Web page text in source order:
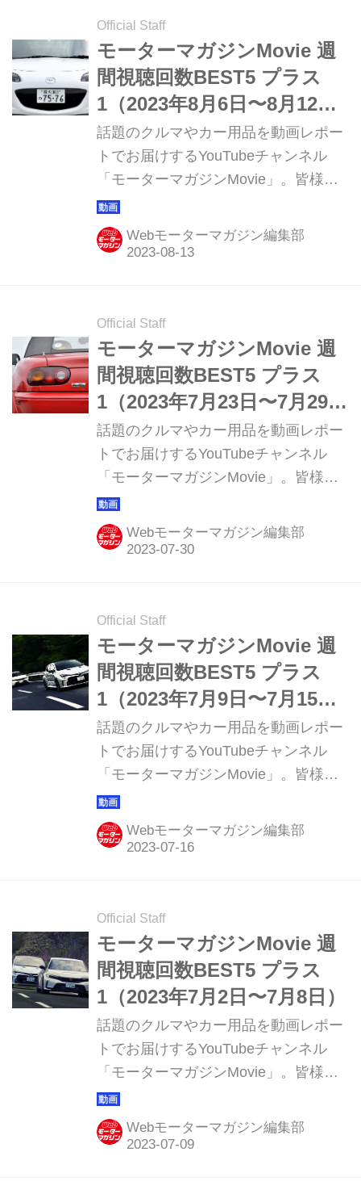
Official Staff
モーターマガジンMovie 週
間視聴回数BEST5 プラス
1（2023年8月6日〜8月12
日）
話題のクルマやカー用品を動画レポー
トでお届けするYouTubeチャンネル
「モーターマガジンMovie」。皆様か
らご好評いただき15周年を迎えまし
た。このコーナーでは直近1週間の視
聴ランキング ベスト5と、動画制作班
Webモーターマガジン編集部
Official Staff
モーターマガジンMovie 週
間視聴回数BEST5 プラス
1（2023年7月23日〜7月29
日）
話題のクルマやカー用品を動画レポー
トでお届けするYouTubeチャンネル
「モーターマガジンMovie」。皆様か
らご好評いただき15周年を迎えまし
た。このコーナーでは直近1週間の視
聴ランキング ベスト5と、動画制作班
Webモーターマガジン編集部
Official Staff
モーターマガジンMovie 週
間視聴回数BEST5 プラス
1（2023年7月9日〜7月15
日）
話題のクルマやカー用品を動画レポー
トでお届けするYouTubeチャンネル
「モーターマガジンMovie」。皆様か
らご好評いただき15周年を迎えまし
た。このコーナーでは直近1週間の視
聴ランキング ベスト5と、動画制作班
Webモーターマガジン編集部
Official Staff
モーターマガジンMovie 週
間視聴回数BEST5 プラス
1（2023年7月2日〜7月8日）
話題のクルマやカー用品を動画レポー
トでお届けするYouTubeチャンネル
「モーターマガジンMovie」。皆様か
らご好評いただき15周年を迎えまし
た。このコーナーでは直近1週間の視
聴ランキング ベスト5と、動画制作班
Webモーターマガジン編集部